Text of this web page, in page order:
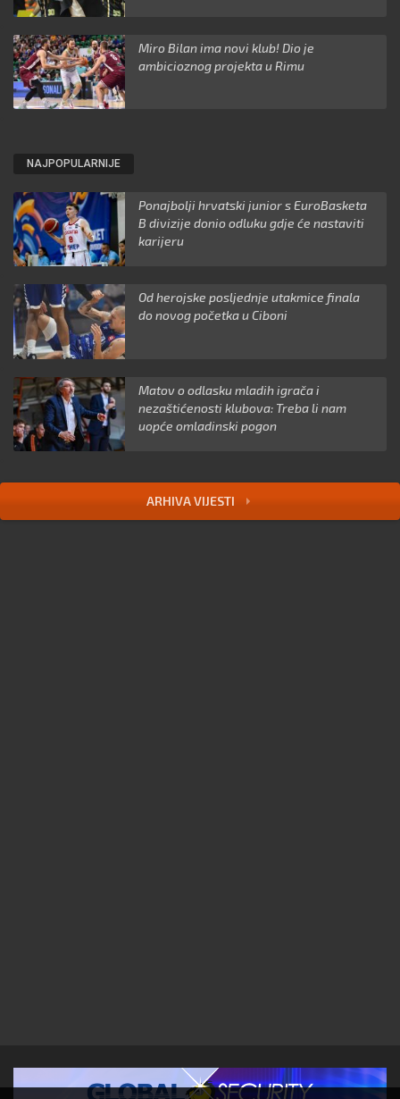
Miro Bilan ima novi klub! Dio je
ambicioznog projekta u Rimu
NAJPOPULARNIJE
Ponajbolji hrvatski junior s EuroBasketa
B divizije donio odluku gdje će nastaviti
karijeru
Od herojske posljednje utakmice finala
do novog početka u Ciboni
Matov o odlasku mladih igrača i
nezaštićenosti klubova: Treba li nam
uopće omladinski pogon
ARHIVA VIJESTI